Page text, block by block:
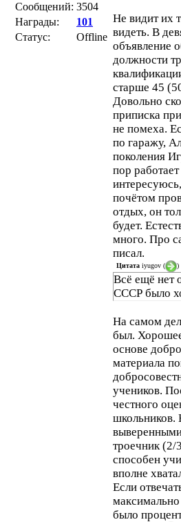
Сообщений: 3504
Награды:
101
Статус:
Offline
Не видит их
видеть. В
объявление
должности
старше 45
Довольно
приписка
не помеха.
по гаражу,
поколения
пор
почётом
отдых, он
будет.
много. Про
писал.
Цитата iyugov ( )
Всё ещё нет
СССР было
На самом
был.
основе
материала
учеников.
честного
троечник (2/
способен
вполне
Если
максимально
было